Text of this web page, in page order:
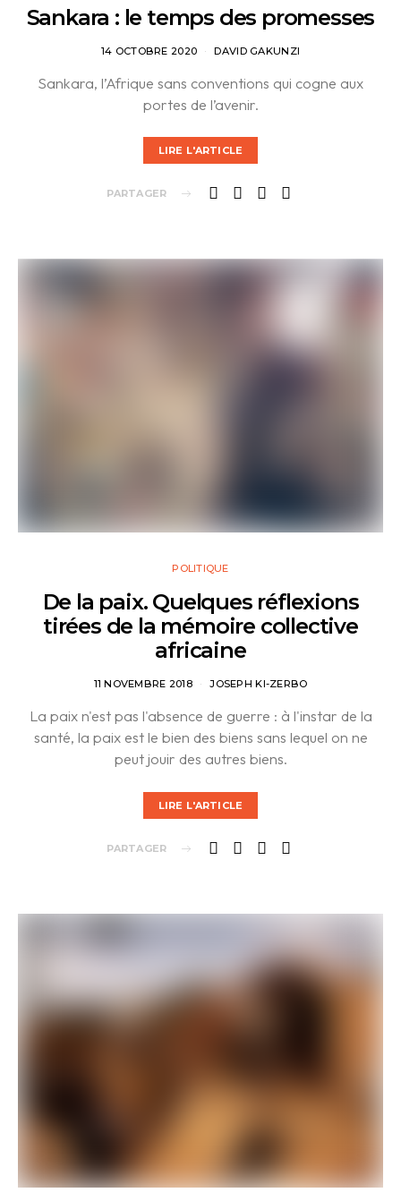
Sankara : le temps des promesses
14 OCTOBRE 2020 DAVID GAKUNZI
Sankara, l’Afrique sans conventions qui cogne aux
portes de l’avenir.
LIRE L'ARTICLE
PARTAGER
POLITIQUE
De la paix. Quelques réflexions
tirées de la mémoire collective
africaine
11 NOVEMBRE 2018 JOSEPH KI-ZERBO
La paix n'est pas l'absence de guerre : à l'instar de la
santé, la paix est le bien des biens sans lequel on ne
peut jouir des autres biens.
LIRE L'ARTICLE
PARTAGER